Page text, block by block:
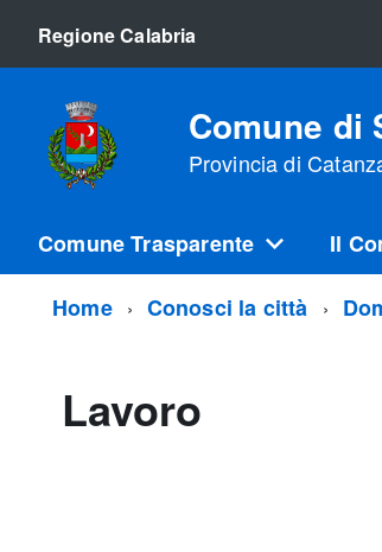
Regione Calabria
Comune di
Provincia di
Comune Trasparente Il
Home Conosci la città
Lavoro